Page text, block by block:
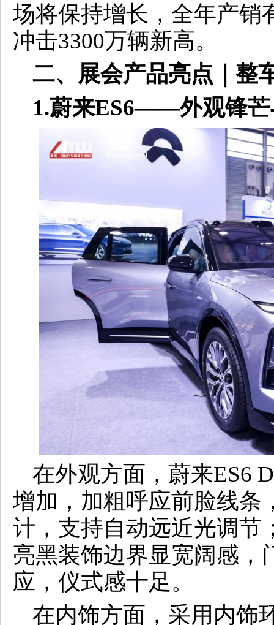
场将保持增长，全年产销
冲击3300万辆新高。
二、展会产品亮点｜整
1.蔚来ES6——外观锋芒
在外观方面，蔚来ES6
增加，加粗呼应前脸线条
计，支持自动远近光调节
亮黑装饰边界显宽阔感，
应，仪式感十足。
在内饰方面，采用内饰